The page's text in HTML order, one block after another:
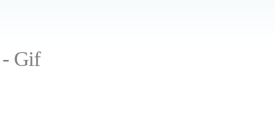
- Gif